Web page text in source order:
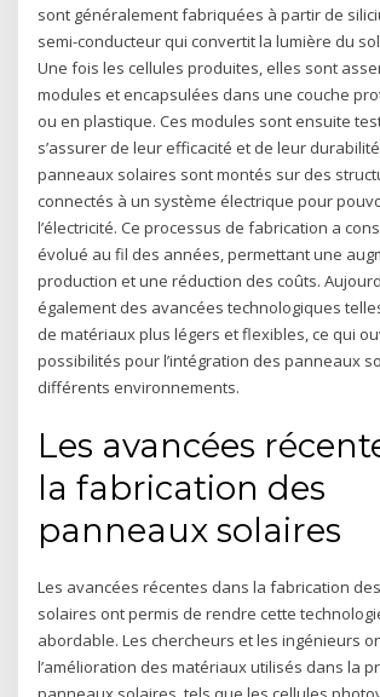
sont généralement fabriquées à partir de
semi-conducteur qui convertit la lumière du
Une fois les cellules produites, elles sont
modules et encapsulées dans une couche
ou en plastique. Ces modules sont ensuite
s’assurer de leur efficacité et de leur
panneaux solaires sont montés sur des
connectés à un système électrique pour
l’électricité. Ce processus de fabrication a
évolué au fil des années, permettant une
production et une réduction des coûts.
également des avancées technologiques
de matériaux plus légers et flexibles, ce qui
possibilités pour l’intégration des panneaux
différents environnements.
Les avancées
la fabrication des
panneaux solaires
Les avancées récentes dans la fabrication
solaires ont permis de rendre cette
abordable. Les chercheurs et les ingénieurs
l’amélioration des matériaux utilisés dans la